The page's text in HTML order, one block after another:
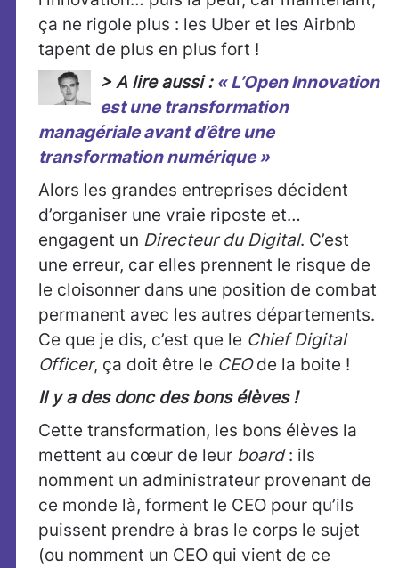
ça ne rigole plus : les Uber et les Airbnb
tapent de plus en plus fort !
> A lire aussi : « L’Open Innovation
est une transformation
managériale avant d’être une
transformation numérique »
Alors les grandes entreprises décident
d’organiser une vraie riposte et…
engagent un Directeur du Digital. C’est
une erreur, car elles prennent le risque de
le cloisonner dans une position de combat
permanent avec les autres départements.
Ce que je dis, c’est que le Chief Digital
Officer, ça doit être le CEOde la boite !
Il y a des donc des bons élèves !
Cette transformation, les bons élèves la
mettent au cœur de leur board: ils
nomment un administrateur provenant de
ce monde là, forment le CEO pour qu’ils
puissent prendre à bras le corps le sujet
(ou nomment un CEO qui vient de ce